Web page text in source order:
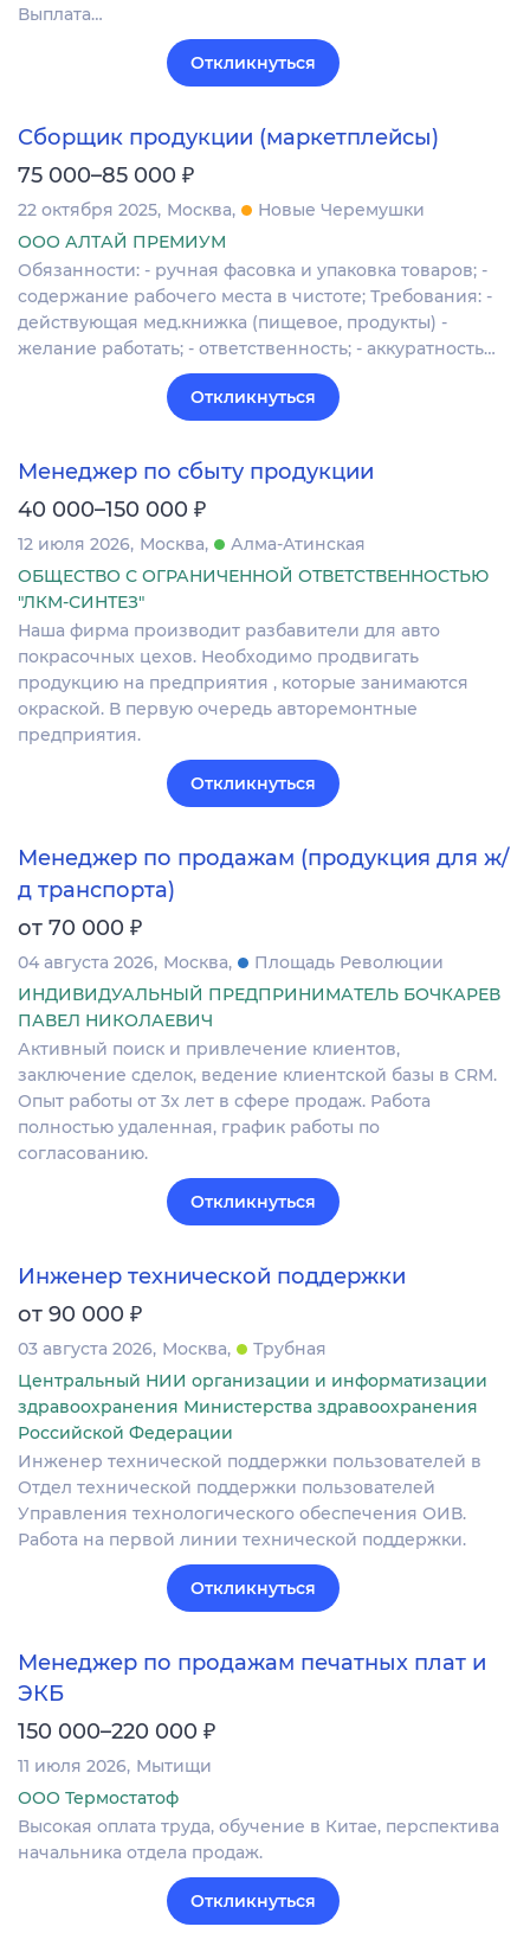
Выплата…
Откликнуться
Сборщик продукции (маркетплейсы)
75 000–85 000 ₽
22 октября 2025 Москва
Новые Черемушки
ООО АЛТАЙ ПРЕМИУМ
Обязанности: - ручная фасовка и упаковка товаров; -
содержание рабочего места в чистоте; Требования: -
действующая мед.книжка (пищевое, продукты) -
желание работать; - ответственность; - аккуратность…
Откликнуться
Менеджер по сбыту продукции
40 000–150 000 ₽
12 июля 2026 Москва
Алма-Атинская
ОБЩЕСТВО С ОГРАНИЧЕННОЙ ОТВЕТСТВЕННОСТЬЮ
"ЛКМ-СИНТЕЗ"
Наша фирма производит разбавители для авто
покрасочных цехов. Необходимо продвигать
продукцию на предприятия , которые занимаются
окраской. В первую очередь авторемонтные
предприятия.
Откликнуться
Менеджер по продажам (продукция для ж/
д транспорта)
от 70 000 ₽
04 августа 2026 Москва
Площадь Революции
ИНДИВИДУАЛЬНЫЙ ПРЕДПРИНИМАТЕЛЬ БОЧКАРЕВ
ПАВЕЛ НИКОЛАЕВИЧ
Активный поиск и привлечение клиентов,
заключение сделок, ведение клиентской базы в CRM.
Опыт работы от 3х лет в сфере продаж. Работа
полностью удаленная, график работы по
согласованию.
Откликнуться
Инженер технической поддержки
от 90 000 ₽
03 августа 2026 Москва
Трубная
Центральный НИИ организации и информатизации
здравоохранения Министерства здравоохранения
Российской Федерации
Инженер технической поддержки пользователей в
Отдел технической поддержки пользователей
Управления технологического обеспечения ОИВ.
Работа на первой линии технической поддержки.
Откликнуться
Менеджер по продажам печатных плат и
ЭКБ
150 000–220 000 ₽
11 июля 2026 Мытищи
ООО Термостатоф
Высокая оплата труда, обучение в Китае, перспектива
начальника отдела продаж.
Откликнуться